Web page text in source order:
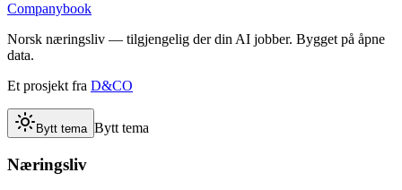
Companybook
Norsk næringsliv — tilgjengelig der din AI jobber. Bygget på åpne
data.
Et prosjekt fra D&CO
Bytt tema Bytt tema
Næringsliv